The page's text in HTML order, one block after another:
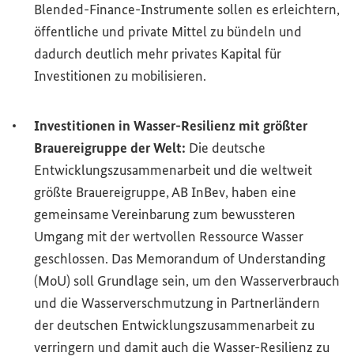
Blended-Finance-Instrumente sollen es erleichtern,
öffentliche und private Mittel zu bündeln und
dadurch deutlich mehr privates Kapital für
Investitionen zu mobilisieren.
Investitionen in Wasser-Resilienz mit größter
Brauereigruppe der Welt: Die deutsche
Entwicklungszusammenarbeit und die weltweit
größte Brauereigruppe, AB InBev, haben eine
gemeinsame Vereinbarung zum bewussteren
Umgang mit der wertvollen Ressource Wasser
geschlossen. Das Memorandum of Understanding
(MoU) soll Grundlage sein, um den Wasserverbrauch
und die Wasserverschmutzung in Partnerländern
der deutschen Entwicklungszusammenarbeit zu
verringern und damit auch die Wasser-Resilienz zu